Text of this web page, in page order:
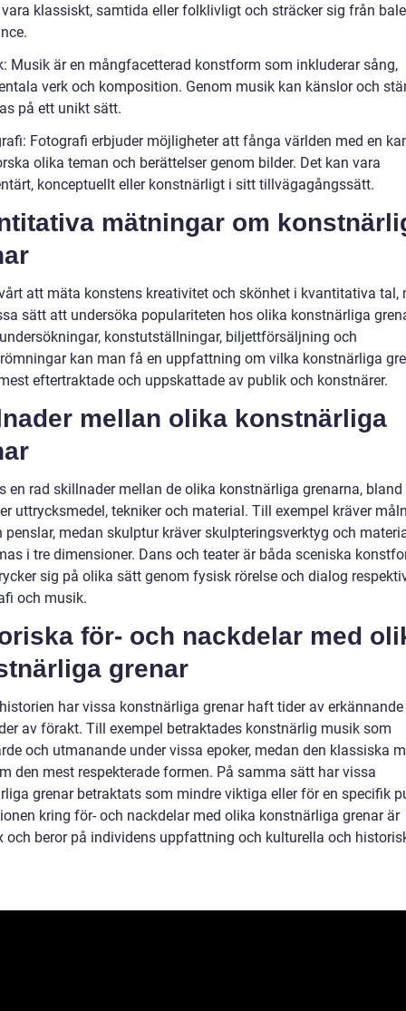
klassiskt, samtida eller folklivligt och sträcker sig från
Musik är en mångfacetterad konstform som inkluderar sång,
verk och komposition. Genom musik kan känslor och
på ett unikt sätt.
Fotografi erbjuder möjligheter att fånga världen med en
olika teman och berättelser genom bilder. Det kan vara
konceptuellt eller konstnärligt i sitt tillvägagångssätt.
mätningar om
att mäta konstens kreativitet och skönhet i kvantitativa tal,
sätt att undersöka populariteten hos olika konstnärliga
konstutställningar, biljettförsäljning och
kan man få en uppfattning om vilka konstnärliga
eftertraktade och uppskattade av publik och konstnärer.
mellan olika konstnärliga
en rad skillnader mellan de olika konstnärliga grenarna,
uttrycksmedel, tekniker och material. Till exempel kräver
penslar, medan skulptur kräver skulpteringsverktyg och
i tre dimensioner. Dans och teater är båda sceniska
sig på olika sätt genom fysisk rörelse och dialog
och musik.
för- och nackdelar med
grenar
har vissa konstnärliga grenar haft tider av
av förakt. Till exempel betraktades konstnärlig musik som
och utmanande under vissa epoker, medan den klassiska
den mest respekterade formen. På samma sätt har vissa
grenar betraktats som mindre viktiga eller för en specifik
kring för- och nackdelar med olika konstnärliga grenar är
och beror på individens uppfattning och kulturella och